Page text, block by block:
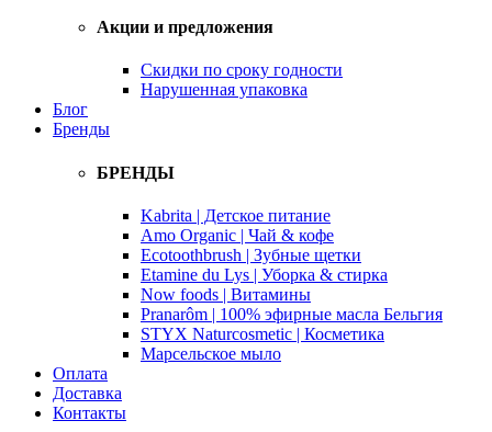
Акции и предложения
Скидки по сроку годности
Нарушенная упаковка
Блог
Бренды
БРЕНДЫ
Kabrita | Детское питание
Amo Organic | Чай & кофе
Ecotoothbrush | Зубные щетки
Etamine du Lys | Уборка & стирка
Now foods | Витамины
Pranarôm | 100% эфирные масла Бельгия
STYX Naturcosmetic | Косметика
Марсельское мыло
Оплата
Доставка
Контакты